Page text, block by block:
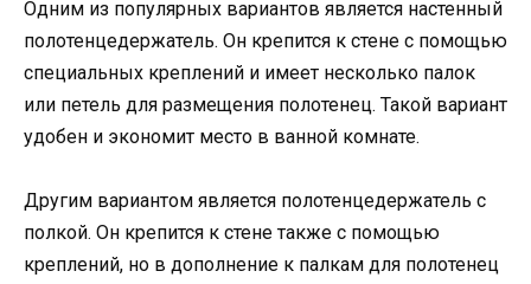
Одним из популярных вариантов является настенный
полотенцедержатель. Он крепится к стене с помощью
специальных креплений и имеет несколько палок
или петель для размещения полотенец. Такой вариант
удобен и экономит место в ванной комнате.
Другим вариантом является полотенцедержатель с
полкой. Он крепится к стене также с помощью
креплений, но в дополнение к палкам для полотенец